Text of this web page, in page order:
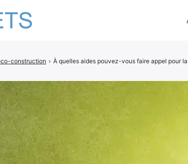
construction › À quelles aides pouvez-vous faire appel pour
Rechercher